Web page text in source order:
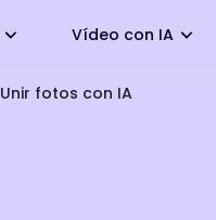
Vídeo con IA
Unir fotos con IA